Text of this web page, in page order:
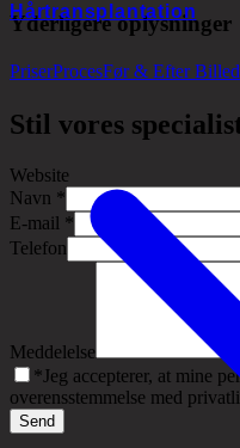
Hårtransplantation
Yderligere oplysninger
PriserProcesFør & Efter
Stil vores
Website
Navn *
E-mail *
Telefon
Meddelelse
*Jeg accepterer, at mine
overensstemmelse med
Send